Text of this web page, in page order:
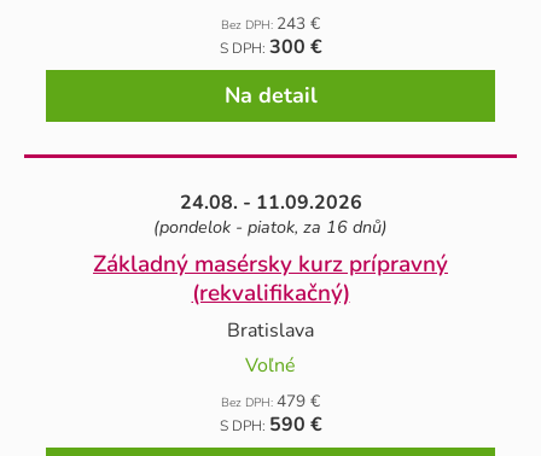
Bez DPH: 243 €
S DPH: 300 €
Na detail
24.08. - 11.09.2026
(pondelok - piatok, za 16 dnů)
Základný masérsky kurz prípravný
(rekvalifikačný)
Bratislava
Voľné
Bez DPH: 479 €
S DPH: 590 €